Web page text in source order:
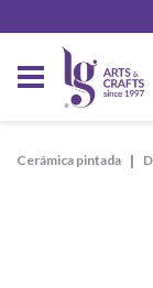
cerámica pintada